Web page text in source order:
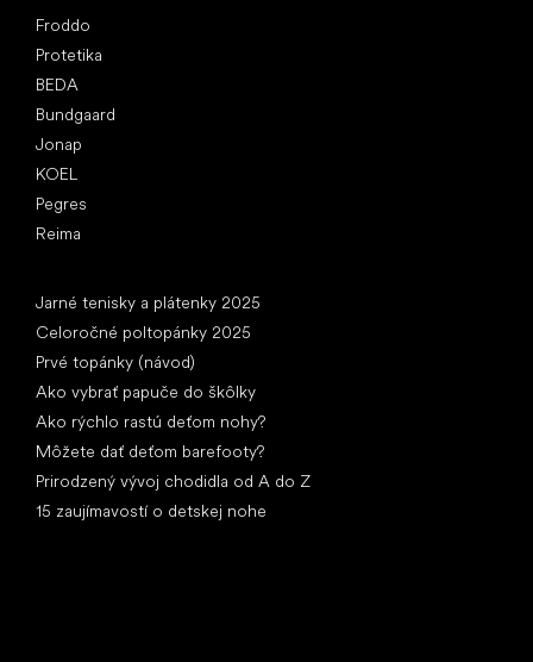
Froddo
Protetika
BEDA
Bundgaard
Jonap
KOEL
Pegres
Reima
Jarné tenisky a plátenky 2025
Celoročné poltopánky 2025
Prvé topánky (návod)
Ako vybrať papuče do škôlky
Ako rýchlo rastú deťom nohy?
Môžete dať deťom barefooty?
Prirodzený vývoj chodidla od A do Z
15 zaujímavostí o detskej nohe